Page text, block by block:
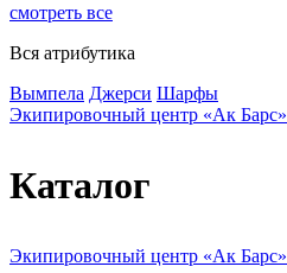
смотреть все
Вся атрибутика
Вымпела Джерси Шарфы
Экипировочный центр «Ак Барс»
Каталог
Экипировочный центр «Ак Барс»